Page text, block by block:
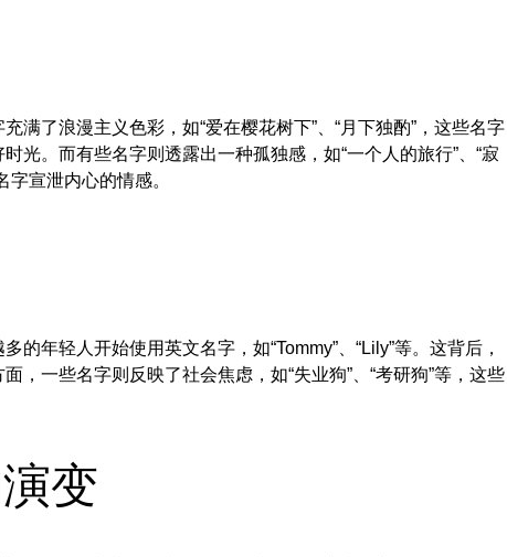
了浪漫主义色彩，如“爱在樱花树下”、“月下独酌”，这些名字
光。而有些名字则透露出一种孤独感，如“一个人的旅行”、“寂
宣泄内心的情感。
年轻人开始使用英文名字，如“Tommy”、“Lily”等。这背后，
一些名字则反映了社会焦虑，如“失业狗”、“考研狗”等，这些
变